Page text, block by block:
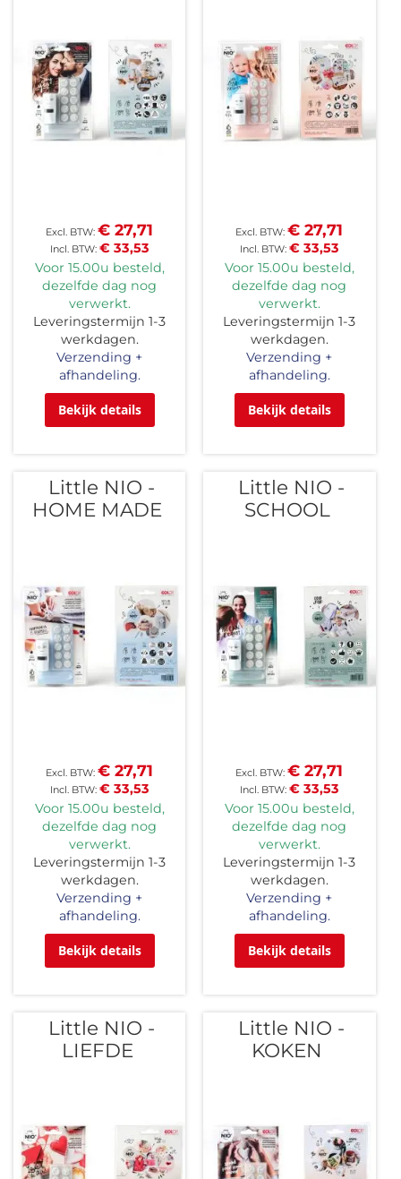
€ 33,53
€ 27,71
Voor 15.00u besteld,
dezelfde dag nog
verwerkt.
Leveringstermijn 1-3
werkdagen.
Verzending +
afhandeling.
Bekijk details
€ 33,53
€ 27,71
Voor 15.00u besteld,
dezelfde dag nog
verwerkt.
Leveringstermijn 1-3
werkdagen.
Verzending +
afhandeling.
Bekijk details
Little NIO -
HOME MADE
€ 33,53
€ 27,71
Voor 15.00u besteld,
dezelfde dag nog
verwerkt.
Leveringstermijn 1-3
werkdagen.
Verzending +
afhandeling.
Bekijk details
Little NIO -
SCHOOL
€ 33,53
€ 27,71
Voor 15.00u besteld,
dezelfde dag nog
verwerkt.
Leveringstermijn 1-3
werkdagen.
Verzending +
afhandeling.
Bekijk details
Little NIO -
LIEFDE
Little NIO -
KOKEN